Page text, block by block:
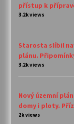
přístup k
3.2k views
Starosta slíbil
plánu.
3.2k views
Nový územní
domy i ploty.
2k views